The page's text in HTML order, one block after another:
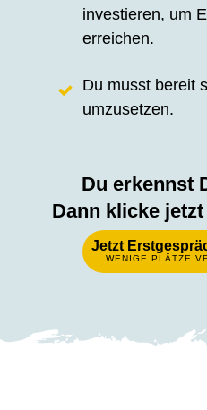
investieren, um
erreichen.
Du musst bereit
umzusetzen.
Du erkennst
Dann klicke
Jetzt
WENIGE PLÄTZE